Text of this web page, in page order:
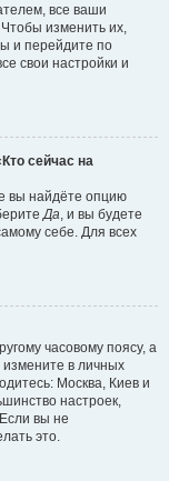
все ваши
изменить их,
и перейдите по
свои настройки и
сейчас на
вы найдёте опцию
Да, и вы будете
себе. Для всех
часовому поясу, а
измените в личных
Москва, Киев и
настроек,
вы не
это.